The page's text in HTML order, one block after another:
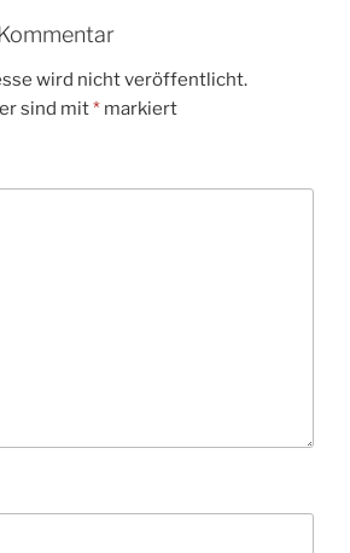
wird nicht veröffentlicht.
sind mit* markiert